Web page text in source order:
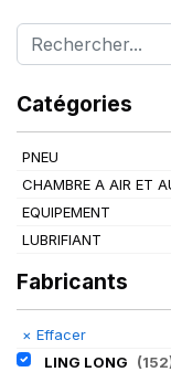
Catégories
PNEU
CHAMBRE A AIR ET
EQUIPEMENT
LUBRIFIANT
Fabricants
× Effacer
LING LONG